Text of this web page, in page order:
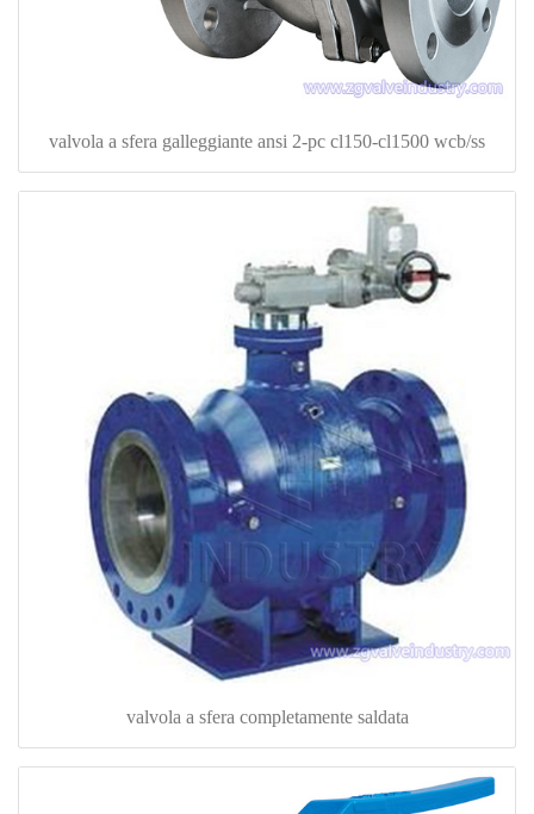
valvola a sfera galleggiante ansi 2-pc cl150-cl1500 wcb/ss
valvola a sfera completamente saldata